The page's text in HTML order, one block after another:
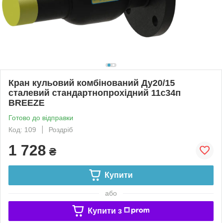
Кран кульовий комбінований Ду20/15
сталевий стандартнопрохідний 11с34п
BREEZE
Готово до відправки
Код: 109
Роздріб
1 728 ₴
Купити
або
Купити з